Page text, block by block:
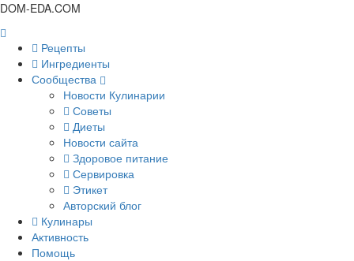
DOM-EDA.COM
Рецепты
Ингредиенты
Сообщества
Новости Кулинарии
Советы
Диеты
Новости сайта
Здоровое питание
Сервировка
Этикет
Авторский блог
Кулинары
Активность
Помощь